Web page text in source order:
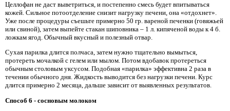
Целлофан не даст выветриться, и постепенно смесь будет впитываться
кожей. Сильное потоотделение снизит нагрузку печени, она «отдохнет».
Уже после процедуры съешьте примерно 50 гр. вареной печенки (говяжьей
или свиной), затем выпейте стакан шиповника – 1 л. кипяченой воды к 4 б.
ложкам ягод. Обычный вкусный и полезный отвар.
Сухая парилка длится полчаса, затем нужно тщательно вымыться,
протереть мочалкой с гелем или мылом. Потом вдобавок протереться
обычным столовым уксусом. Подобная «парилка» эффективна 2 раза в
течении обычного дня. Жидкость выводится без нагрузки печени. Курс
длится примерно 2 месяца, дальше зависит от выявленных результатов.
Способ 6 - сосновым молоком